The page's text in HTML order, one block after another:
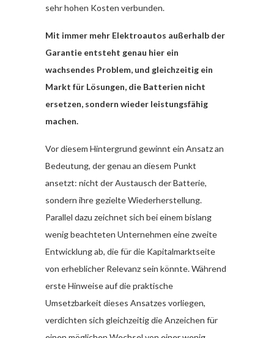
sehr hohen Kosten verbunden.
Mit immer mehr Elektroautos außerhalb der
Garantie entsteht genau hier ein
wachsendes Problem, und gleichzeitig ein
Markt für Lösungen, die Batterien nicht
ersetzen, sondern wieder leistungsfähig
machen.
Vor diesem Hintergrund gewinnt ein Ansatz an
Bedeutung, der genau an diesem Punkt
ansetzt: nicht der Austausch der Batterie,
sondern ihre gezielte Wiederherstellung.
Parallel dazu zeichnet sich bei einem bislang
wenig beachteten Unternehmen eine zweite
Entwicklung ab, die für die Kapitalmarktseite
von erheblicher Relevanz sein könnte. Während
erste Hinweise auf die praktische
Umsetzbarkeit dieses Ansatzes vorliegen,
verdichten sich gleichzeitig die Anzeichen für